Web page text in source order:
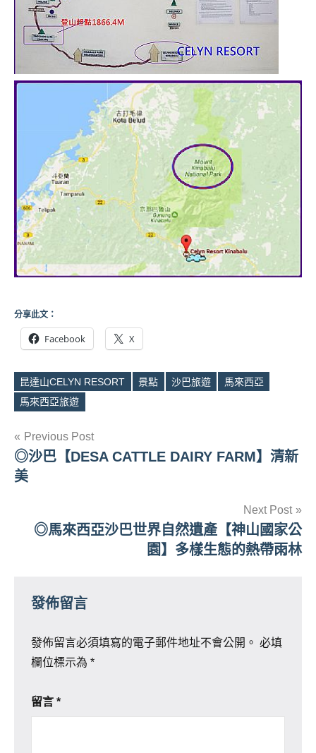
分享此文：
Facebook X
Tags
昆達山CELYN RESORT 景點 沙巴旅遊
馬來西亞
馬來西亞旅遊
文
章
Previous Post
◎沙巴【DESA CATTLE DAIRY FARM】清新
美
Next Post
◎馬來西亞沙巴世界自然遺產【神山國家公
園】多樣生態的熱帶雨林
發佈留言
發佈留言必須填寫的電子郵件地址不會公開。 必填
欄位標示為 *
留言 *